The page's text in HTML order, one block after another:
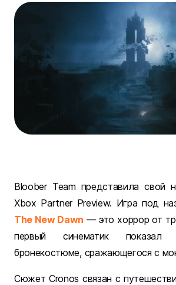
Bloober Team представила свой
Xbox Partner Preview. Игра под
The New Dawn — это хоррор от
первый синематик
бронекостюме, сражающегося с
Сюжет Cronos связан с